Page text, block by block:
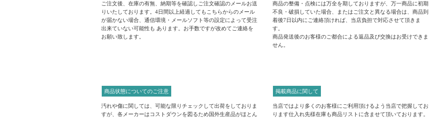
ご注文後、在庫の有無、納期等を確認しご注文確認のメールお送
りいたしております。4日間以上経過してもこちらからのメール
が届かない場合、通信環境・メールソフト等の設定によって受注
出来ていない可能性も あります。お手数ですが改めてご連絡を
お願い致します。
商品の整備・点検には万全を期しておりますが、万一商品に初期
不良・破損していた場合、またはご注文と異なる場合は、商品到
着後7日以内にご連絡頂ければ、当店負担で対応させて頂きま
す。
商品発送後のお客様のご都合による返品及び交換はお受けできま
せん。
商品状態についてのご注意
汚れや傷に関しては、可能な限りチェックして出荷をしておりま
すが、各メーカーはコストダウンを図るため国外生産品がほとん
掲載商品に関して
当店ではより多くのお客様にご利用頂けるよう当店で把握してお
ります仕入れ先様在庫も商品リストに含ませて頂いております。